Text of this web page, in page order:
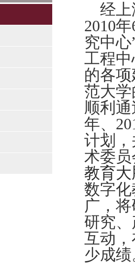
经
2010年
究中
工程
的各
范大
顺利
年、
计划
术委员
教育
数字
广，
研究
互动
少成